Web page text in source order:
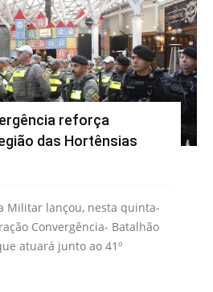
reforça
das Hortênsias
Militar lançou, nesta quinta-
Convergência- Batalhão
atuará junto ao 41º